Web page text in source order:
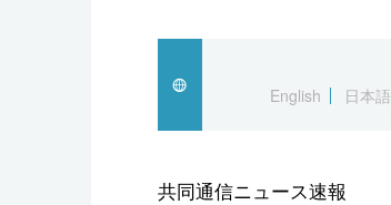
科学・技術
暮らし
English
日本語
共同通信ニュース速報